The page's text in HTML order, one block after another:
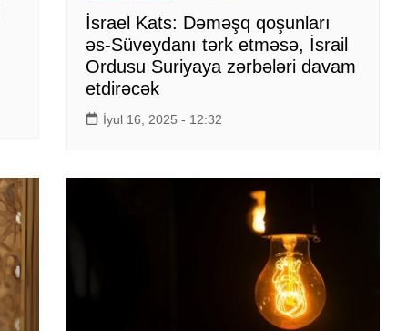
İsrael Kats: Dəməşq qoşunları
əs-Süveydanı tərk etməsə, İsrail
Ordusu Suriyaya zərbələri davam
etdirəcək
İyul 16, 2025 - 12:32